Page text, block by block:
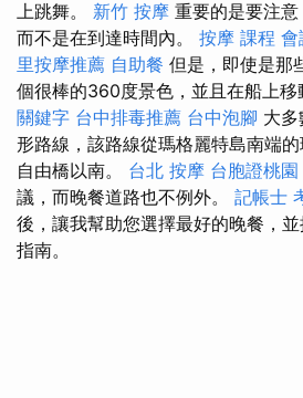
上跳舞。 新竹 按摩 重要的是要注意
而不是在到達時間內。 按摩 課程 會
里按摩推薦 自助餐 但是，即使是那
個很棒的360度景色，並且在船上移
關鍵字 台中排毒推薦 台中泡腳 大
形路線，該路線從瑪格麗特島南端
自由橋以南。 台北 按摩 台胞證桃園
議，而晚餐道路也不例外。 記帳士
後，讓我幫助您選擇最好的晚餐，
指南。